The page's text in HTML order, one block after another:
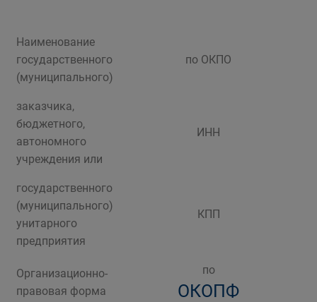
Наименование
государственного
(муниципального)
по ОКПО
заказчика,
бюджетного,
автономного
учреждения или
ИНН
государственного
(муниципального)
унитарного
предприятия
КПП
Организационно-
правовая форма
по
ОКОПФ